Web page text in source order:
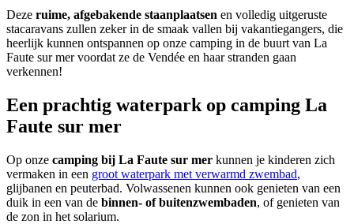
Deze ruime, afgebakende staanplaatsen en volledig uitgeruste
stacaravans zullen zeker in de smaak vallen bij vakantiegangers, die
heerlijk kunnen ontspannen op onze camping in de buurt van La
Faute sur mer voordat ze de Vendée en haar stranden gaan
verkennen!
Een prachtig waterpark op camping La
Faute sur mer
Op onze camping bij La Faute sur mer kunnen je kinderen zich
vermaken in een groot waterpark met verwarmd zwembad,
glijbanen en peuterbad. Volwassenen kunnen ook genieten van een
duik in een van de binnen- of buitenzwembaden, of genieten van
de zon in het solarium.